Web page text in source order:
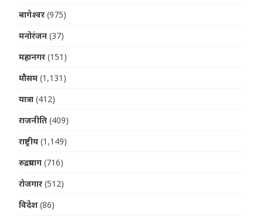
बागेश्वर (975)
मनोरंजन (37)
महानगर (151)
मौसम (1,131)
यात्रा (412)
राजनीति (409)
राष्ट्रीय (1,149)
रुद्रप्रयाग (716)
रोजगार (512)
विदेश (86)